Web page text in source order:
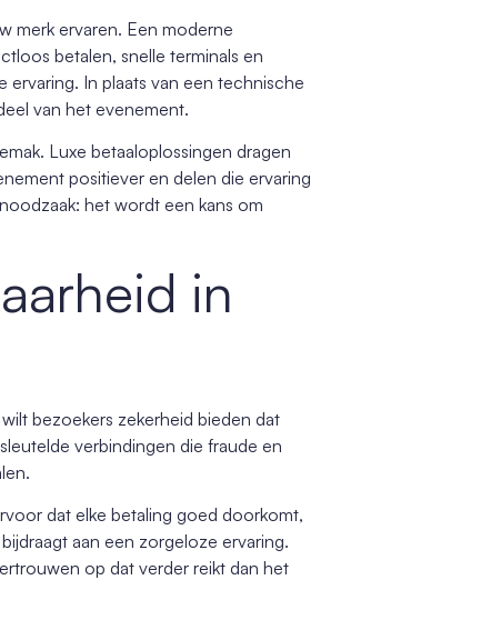
merk ervaren. Een moderne
betalen, snelle terminals en
In plaats van een technische
van het evenement.
Luxe betaaloplossingen dragen
positiever en delen die ervaring
het wordt een kans om
in
bezoekers zekerheid bieden dat
verbindingen die fraude en
dat elke betaling goed doorkomt,
aan een zorgeloze ervaring.
op dat verder reikt dan het